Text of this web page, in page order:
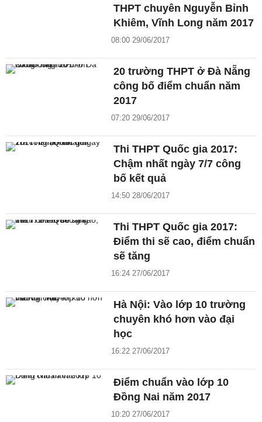
THPT chuyên Nguyễn Bỉnh
Khiêm, Vĩnh Long năm 2017
08:00 29/06/2017
20 trường THPT ở Đà Nẵng
công bố điểm chuẩn năm
2017
07:20 29/06/2017
Thi THPT Quốc gia 2017:
Chậm nhất ngày 7/7 công
bố kết quả
14:50 28/06/2017
Thi THPT Quốc gia 2017:
Điểm thi sẽ cao, điểm chuẩn
sẽ tăng
16:24 27/06/2017
Hà Nội: Vào lớp 10 trường
chuyên khó hơn vào đại
học
16:22 27/06/2017
Điểm chuẩn vào lớp 10
Đồng Nai năm 2017
10:20 27/06/2017